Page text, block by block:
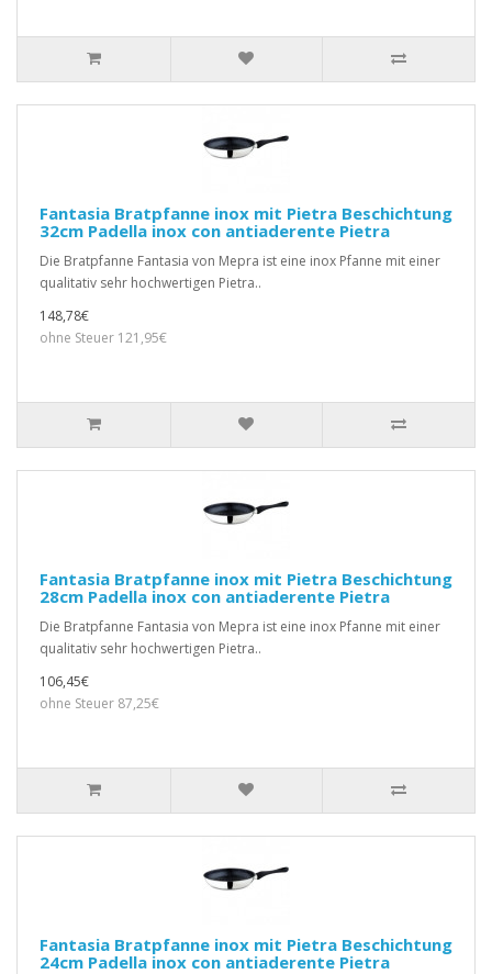
Fantasia Bratpfanne inox mit Pietra Beschichtung
32cm Padella inox con antiaderente Pietra
Die Bratpfanne Fantasia von Mepra ist eine inox Pfanne mit einer
qualitativ sehr hochwertigen Pietra..
148,78€
ohne Steuer 121,95€
Fantasia Bratpfanne inox mit Pietra Beschichtung
28cm Padella inox con antiaderente Pietra
Die Bratpfanne Fantasia von Mepra ist eine inox Pfanne mit einer
qualitativ sehr hochwertigen Pietra..
106,45€
ohne Steuer 87,25€
Fantasia Bratpfanne inox mit Pietra Beschichtung
24cm Padella inox con antiaderente Pietra